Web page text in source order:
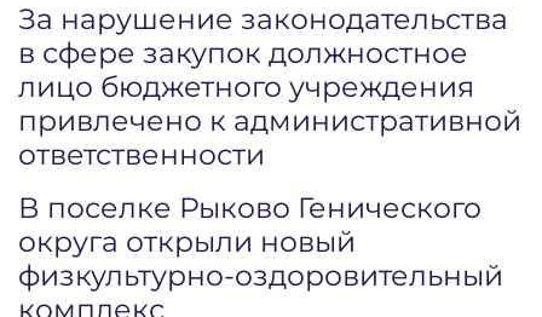
За нарушение законодательства
в сфере закупок должностное
лицо бюджетного учреждения
привлечено к административной
ответственности
В поселке Рыково Генического
округа открыли новый
физкультурно-оздоровительный
комплекс